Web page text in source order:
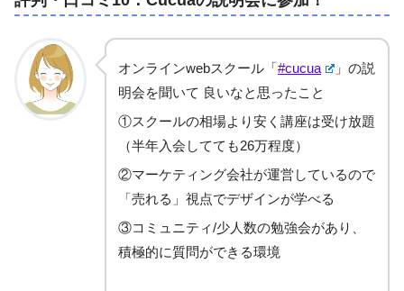
オンラインwebスクール「#cucua
」の説
明会を聞いて 良いなと思ったこと
①スクールの相場より安く講座は受け放題
（半年入会してても26万程度）
②マーケティング会社が運営しているので
「売れる」視点でデザインが学べる
③コミュニティ/少人数の勉強会があり、
積極的に質問ができる環境